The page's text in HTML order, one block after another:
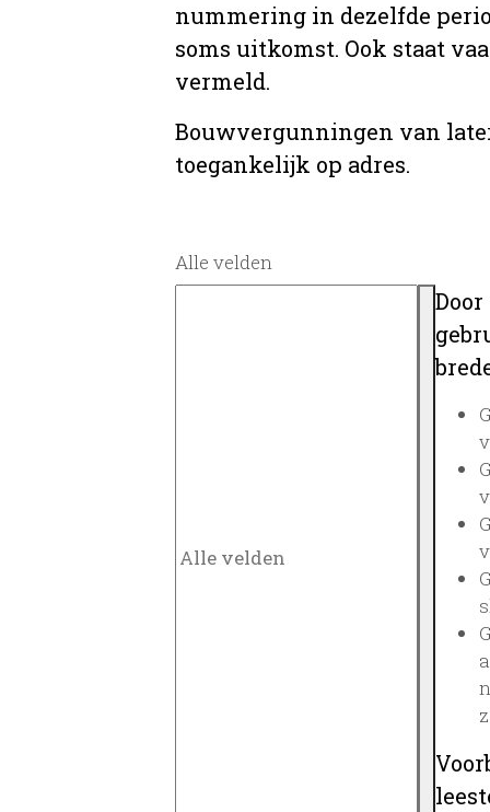
nummering in dezelfde
soms uitkomst. Ook staat
vermeld.
Bouwvergunningen van
toegankelijk op adres.
Alle velden